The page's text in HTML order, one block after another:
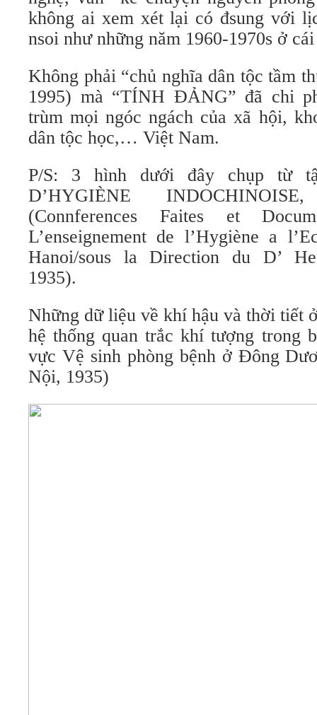
không ai xem xét lại có đsung với
nsoi như những năm 1960-1970s ở
Không phải “chủ nghĩa dân tộc tầm
1995) mà “TÍNH ĐẢNG” đã chi
trùm mọi ngóc ngách của xã hội,
dân tộc học,… Việt Nam.
P/S: 3 hình dưới đây chụp từ
D’HYGIÈNE
(Connferences Faites et
L’enseignement de l’Hygiène a
Hanoi/sous la Direction du D’
1935).
Những dữ liệu về khí hậu và thời tiết
hệ thống quan trắc khí tượng trong
vực Vệ sinh phòng bệnh ở Đông
Nội, 1935)